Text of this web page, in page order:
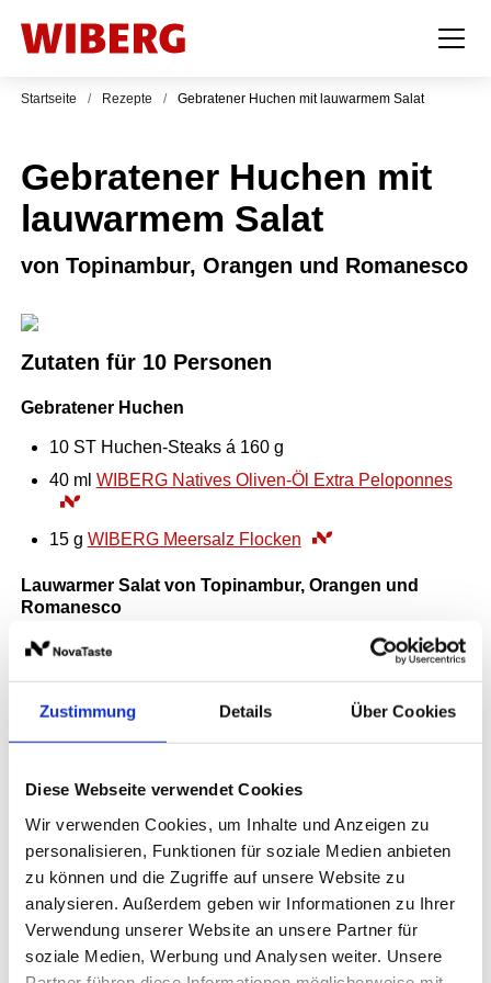
Zustimmung Details Über Cookies
Diese Webseite verwendet Cookies
Wir verwenden Cookies, um Inhalte und Anzeigen zu
personalisieren, Funktionen für soziale Medien anbieten
zu können und die Zugriffe auf unsere Website zu
analysieren. Außerdem geben wir Informationen zu Ihrer
Verwendung unserer Website an unsere Partner für
soziale Medien, Werbung und Analysen weiter. Unsere
Startseite / Rezepte / Gebratener Huchen mit lauwarmem Salat
Gebratener Huchen mit
lauwarmem Salat
von Topinambur, Orangen und Romanesco
Zutaten für 10 Personen
Gebratener Huchen
10 ST Huchen-Steaks á 160 g
40 ml WIBERG Natives Oliven-Öl Extra Peloponnes
15 g WIBERG Meersalz Flocken
Lauwarmer Salat von Topinambur, Orangen und
Romanesco
300 g Topinamburen, fein, in Scheiben geschnitten
150 g Orangenfilets
400 g Romanesco, gekocht
80 ml WIBERG AcetoPlus Zitrus-Früchte
ml WIBERG Natives Oliven-Öl Extra Peloponnes
WIBERG Kerbel, gefriergetrocknet
0.5 TL WIBERG Ursalz pur fein
1 EL WIBERG Masala Aphrodite